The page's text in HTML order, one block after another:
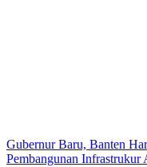
Gubernur Baru, Banten
Pembangunan Infrastrukur